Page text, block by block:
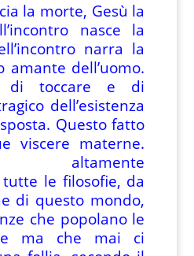
la morte, Gesù la
nasce la
narra la
dell’uomo.
di toccare e di
dell’esistenza
Questo fatto
viscere materne.
altamente
le filosofie, da
di questo mondo,
che popolano le
ma che mai ci